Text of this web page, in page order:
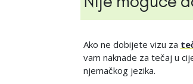
Ako ne dobijete vizu za
vam naknade za tečaj u
njemačkog jezika.